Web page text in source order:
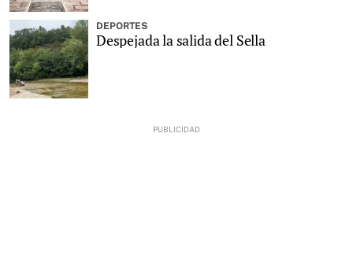
DEPORTES
Despejada la salida del Sella